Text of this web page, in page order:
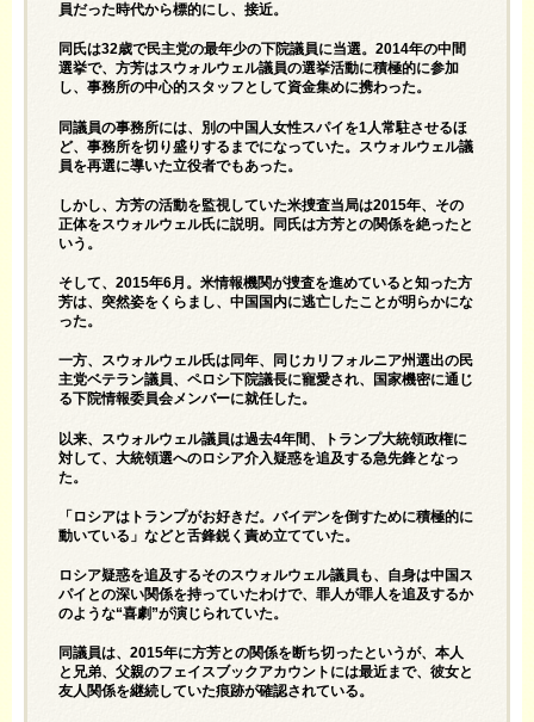
員だった時代から標的にし、接近。
同氏は32歳で民主党の最年少の下院議員に当選。2014年の中間
選挙で、方芳はスウォルウェル議員の選挙活動に積極的に参加
し、事務所の中心的スタッフとして資金集めに携わった。
同議員の事務所には、別の中国人女性スパイを1人常駐させるほ
ど、事務所を切り盛りするまでになっていた。スウォルウェル議
員を再選に導いた立役者でもあった。
しかし、方芳の活動を監視していた米捜査当局は2015年、その
正体をスウォルウェル氏に説明。同氏は方芳との関係を絶ったと
いう。
そして、2015年6月。米情報機関が捜査を進めていると知った方
芳は、突然姿をくらまし、中国国内に逃亡したことが明らかにな
った。
一方、スウォルウェル氏は同年、同じカリフォルニア州選出の民
主党ベテラン議員、ペロシ下院議長に寵愛され、国家機密に通じ
る下院情報委員会メンバーに就任した。
以来、スウォルウェル議員は過去4年間、トランプ大統領政権に
対して、大統領選へのロシア介入疑惑を追及する急先鋒となっ
た。
「ロシアはトランプがお好きだ。バイデンを倒すために積極的に
動いている」などと舌鋒鋭く責め立てていた。
ロシア疑惑を追及するそのスウォルウェル議員も、自身は中国ス
パイとの深い関係を持っていたわけで、罪人が罪人を追及するか
のような“喜劇”が演じられていた。
同議員は、2015年に方芳との関係を断ち切ったというが、本人
と兄弟、父親のフェイスブックアカウントには最近まで、彼女と
友人関係を継続していた痕跡が確認されている。